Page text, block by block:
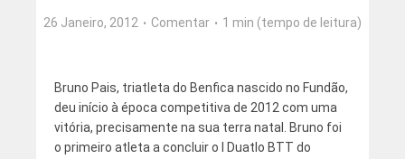
26 Janeiro, 2012 Comentar 1 min (tempo de leitura)
Bruno Pais, triatleta do Benfica nascido no Fundão,
deu início à época competitiva de 2012 com uma
vitória, precisamente na sua terra natal. Bruno foi
o primeiro atleta a concluir o I Duatlo BTT do